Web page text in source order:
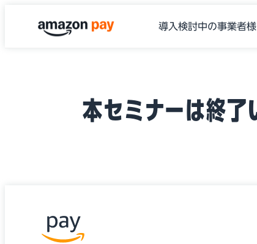
導入検討中の事業者様
本セミナーは終了